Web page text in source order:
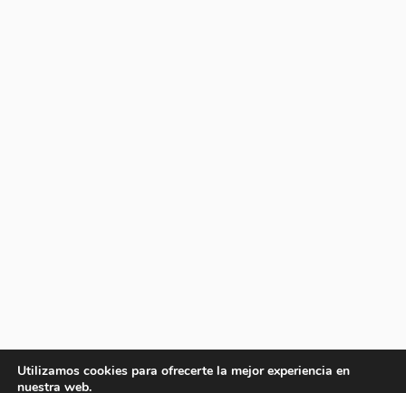
Utilizamos cookies para ofrecerte la mejor experiencia en
nuestra web.